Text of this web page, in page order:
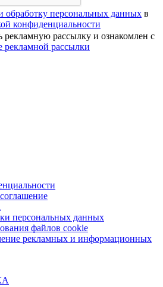
обработку персональных данных в
конфиденциальности
рекламную рассылку и ознакомлен с
рекламной рассылки
персональных данных
файлов cookie
рекламных и информационных